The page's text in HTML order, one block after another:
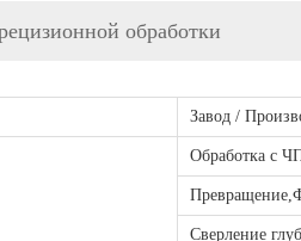
обработки
Завод /
Обработка с
Превращение,
Сверление